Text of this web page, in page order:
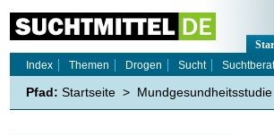
Index
Themen Drogen Sucht
Pfad: Startseite >